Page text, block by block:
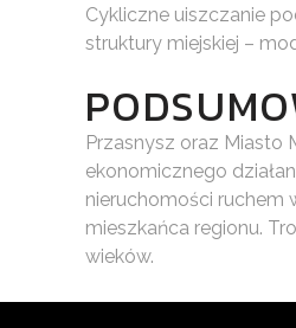
Cykliczne uiszczanie
struktury miejskiej –
Przasnysz oraz Miasto
ekonomicznego
nieruchomości ruchem
mieszkańca regionu.
wieków.